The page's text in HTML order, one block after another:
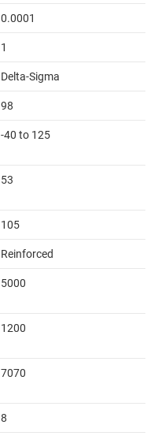
0.0001
1
Delta-Sigma
98
-40 to 125
53
105
Reinforced
5000
1200
7070
8